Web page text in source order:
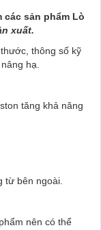
các sản phẩm Lò
xuất.
thông số kỹ
hạ.
tăng khả năng
bên ngoài.
nên có thể